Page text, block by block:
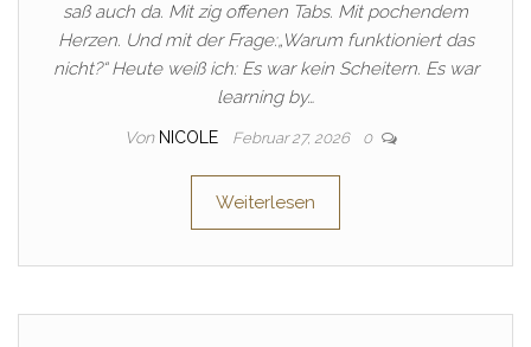
saß auch da. Mit zig offenen Tabs. Mit pochendem
Herzen. Und mit der Frage:„Warum funktioniert das
nicht?“ Heute weiß ich: Es war kein Scheitern. Es war
learning by…
Von NICOLE Februar 27, 2026 0
Weiterlesen